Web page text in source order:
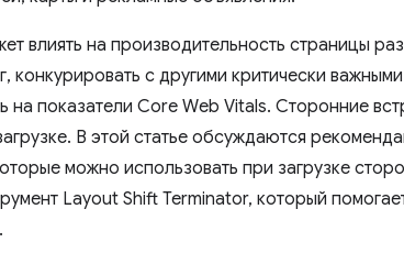
влиять на производительность страницы
конкурировать с другими критически
на показатели Core Web Vitals. Сторонние
В этой статье обсуждаются
можно использовать при загрузке
Layout Shift Terminator, который